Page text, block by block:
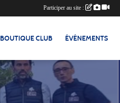
BOUTIQUE CLUB ÉVÉNEMENTS
Participer au site :